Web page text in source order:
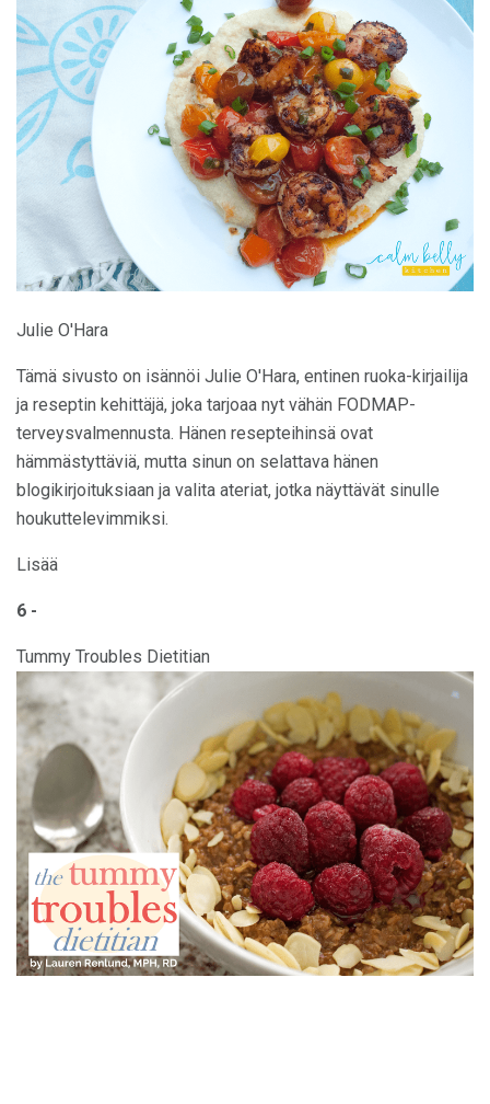
Julie O'Hara
Tämä sivusto on isännöi Julie O'Hara, entinen ruoka-kirjailija
ja reseptin kehittäjä, joka tarjoaa nyt vähän FODMAP-
terveysvalmennusta. Hänen resepteihinsä ovat
hämmästyttäviä, mutta sinun on selattava hänen
blogikirjoituksiaan ja valita ateriat, jotka näyttävät sinulle
houkuttelevimmiksi.
Lisää
6 -
Tummy Troubles Dietitian